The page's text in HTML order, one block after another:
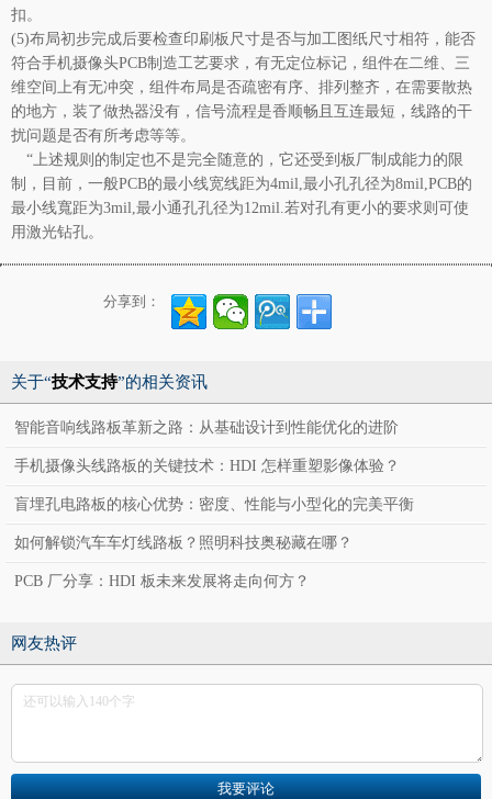
扣。
(5)布局初步完成后要检查印刷板尺寸是否与加工图纸尺寸相符，能否
符合手机摄像头PCB制造工艺要求，有无定位标记，组件在二维、三
维空间上有无冲突，组件布局是否疏密有序、排列整齐，在需要散热
的地方，装了做热器没有，信号流程是香顺畅且互连最短，线路的干
扰问题是否有所考虑等等。
“上述规则的制定也不是完全随意的，它还受到板厂制成能力的限
制，目前，一般PCB的最小线宽线距为4mil,最小孔孔径为8mil,PCB的
最小线寬距为3mil,最小通孔孔径为12mil.若对孔有更小的要求则可使
用激光钻孔。
分享到：
关于“技术支持”的相关资讯
智能音响线路板革新之路：从基础设计到性能优化的进阶
手机摄像头线路板的关键技术：HDI 怎样重塑影像体验？
盲埋孔电路板的核心优势：密度、性能与小型化的完美平衡
如何解锁汽车车灯线路板？照明科技奥秘藏在哪？
PCB 厂分享：HDI 板未来发展将走向何方？
网友热评